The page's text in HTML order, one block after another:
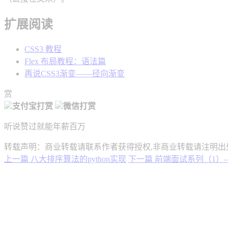
扩展阅读
CSS3 教程
Flex 布局教程：语法篇
再说CSS3渐变——径向渐变
赏
支付宝打赏
微信打赏
听说赞过就能年薪百万
转载声明：商业转载请联系作者获得授权,非商业转载请注明
上一篇 八大排序算法的python实现 下一篇 前端面试系列（1